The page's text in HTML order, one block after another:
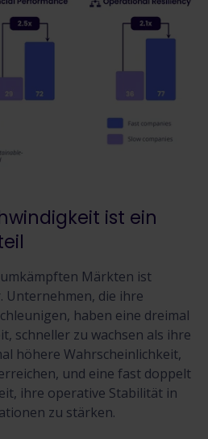
ist ein
Märkten ist
Unternehmen, die ihre
haben eine dreimal
schneller zu wachsen als ihre
höhere Wahrscheinlichkeit,
und eine fast doppelt
ihre operative Stabilität in
zu stärken.